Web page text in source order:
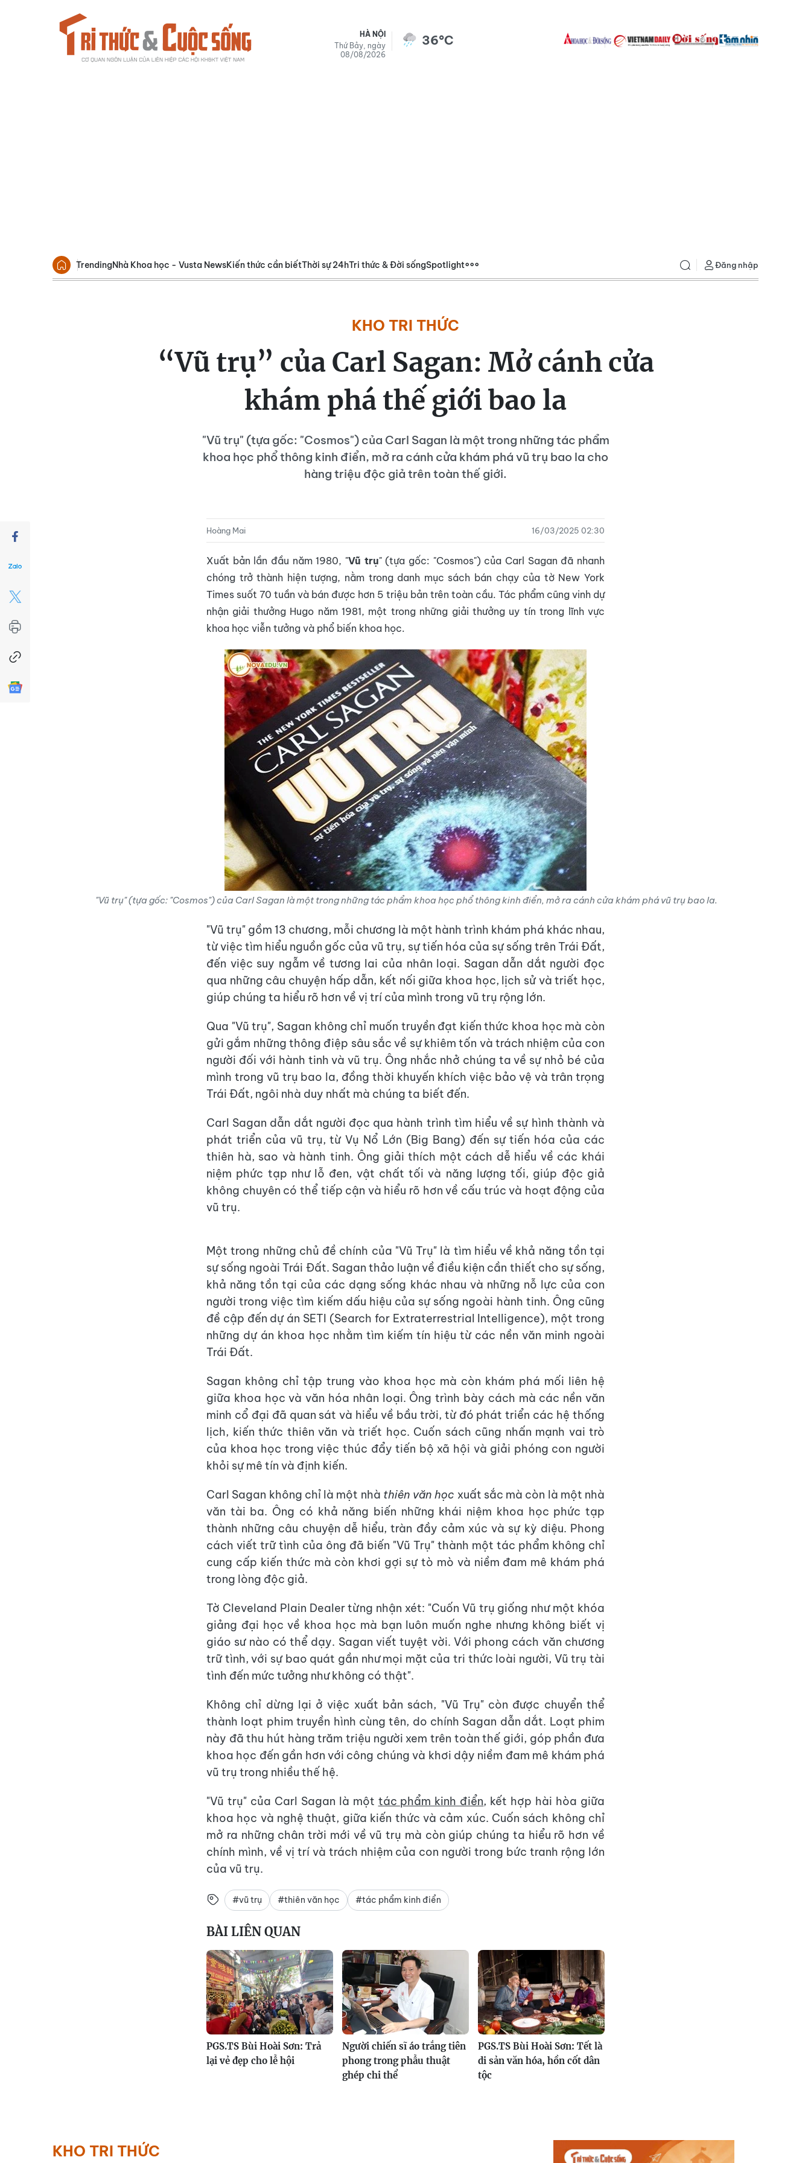
HÀ NỘI
Thứ Bảy, ngày
08/08/2026
36°C
TrendingNhà Khoa học - Vusta NewsKiến thức cần biếtThời sự 24hTri thức & Đời sốngSpotlight Đăng nhập
KHO TRI THỨC
“Vũ trụ” của Carl Sagan: Mở cánh cửa
khám phá thế giới bao la
"Vũ trụ" (tựa gốc: "Cosmos") của Carl Sagan là một trong những tác phẩm
khoa học phổ thông kinh điển, mở ra cánh cửa khám phá vũ trụ bao la cho
hàng triệu độc giả trên toàn thế giới.
Hoàng Mai 16/03/2025 02:30
Xuất bản lần đầu năm 1980, "Vũ trụ" (tựa gốc: "Cosmos") của Carl Sagan đã nhanh
chóng trở thành hiện tượng, nằm trong danh mục sách bán chạy của tờ New York
Times suốt 70 tuần và bán được hơn 5 triệu bản trên toàn cầu. Tác phẩm cũng vinh dự
nhận giải thưởng Hugo năm 1981, một trong những giải thưởng uy tín trong lĩnh vực
khoa học viễn tưởng và phổ biến khoa học.
"Vũ trụ" (tựa gốc: "Cosmos") của Carl Sagan là một trong những tác phẩm khoa học phổ thông kinh điển, mở ra cánh cửa khám phá vũ trụ bao la.
"Vũ trụ" gồm 13 chương, mỗi chương là một hành trình khám phá khác nhau,
từ việc tìm hiểu nguồn gốc của vũ trụ, sự tiến hóa của sự sống trên Trái Đất,
đến việc suy ngẫm về tương lai của nhân loại. Sagan dẫn dắt người đọc
qua những câu chuyện hấp dẫn, kết nối giữa khoa học, lịch sử và triết học,
giúp chúng ta hiểu rõ hơn về vị trí của mình trong vũ trụ rộng lớn.
Qua "Vũ trụ", Sagan không chỉ muốn truyền đạt kiến thức khoa học mà còn
gửi gắm những thông điệp sâu sắc về sự khiêm tốn và trách nhiệm của con
người đối với hành tinh và vũ trụ. Ông nhắc nhở chúng ta về sự nhỏ bé của
mình trong vũ trụ bao la, đồng thời khuyến khích việc bảo vệ và trân trọng
Trái Đất, ngôi nhà duy nhất mà chúng ta biết đến.
Carl Sagan dẫn dắt người đọc qua hành trình tìm hiểu về sự hình thành và
phát triển của vũ trụ, từ Vụ Nổ Lớn (Big Bang) đến sự tiến hóa của các
thiên hà, sao và hành tinh. Ông giải thích một cách dễ hiểu về các khái
niệm phức tạp như lỗ đen, vật chất tối và năng lượng tối, giúp độc giả
không chuyên có thể tiếp cận và hiểu rõ hơn về cấu trúc và hoạt động của
vũ trụ.
Một trong những chủ đề chính của "Vũ Trụ" là tìm hiểu về khả năng tồn tại
sự sống ngoài Trái Đất. Sagan thảo luận về điều kiện cần thiết cho sự sống,
khả năng tồn tại của các dạng sống khác nhau và những nỗ lực của con
người trong việc tìm kiếm dấu hiệu của sự sống ngoài hành tinh. Ông cũng
đề cập đến dự án SETI (Search for Extraterrestrial Intelligence), một trong
những dự án khoa học nhằm tìm kiếm tín hiệu từ các nền văn minh ngoài
Trái Đất.
Sagan không chỉ tập trung vào khoa học mà còn khám phá mối liên hệ
giữa khoa học và văn hóa nhân loại. Ông trình bày cách mà các nền văn
minh cổ đại đã quan sát và hiểu về bầu trời, từ đó phát triển các hệ thống
lịch, kiến thức thiên văn và triết học. Cuốn sách cũng nhấn mạnh vai trò
của khoa học trong việc thúc đẩy tiến bộ xã hội và giải phóng con người
khỏi sự mê tín và định kiến.
Carl Sagan không chỉ là một nhà thiên văn học xuất sắc mà còn là một nhà
văn tài ba. Ông có khả năng biến những khái niệm khoa học phức tạp
thành những câu chuyện dễ hiểu, tràn đầy cảm xúc và sự kỳ diệu. Phong
cách viết trữ tình của ông đã biến "Vũ Trụ" thành một tác phẩm không chỉ
cung cấp kiến thức mà còn khơi gợi sự tò mò và niềm đam mê khám phá
trong lòng độc giả.
Tờ Cleveland Plain Dealer từng nhận xét: "Cuốn Vũ trụ giống như một khóa
giảng đại học về khoa học mà bạn luôn muốn nghe nhưng không biết vị
giáo sư nào có thể dạy. Sagan viết tuyệt vời. Với phong cách văn chương
trữ tình, với sự bao quát gần như mọi mặt của tri thức loài người, Vũ trụ tài
tình đến mức tưởng như không có thật".
Không chỉ dừng lại ở việc xuất bản sách, "Vũ Trụ" còn được chuyển thể
thành loạt phim truyền hình cùng tên, do chính Sagan dẫn dắt. Loạt phim
này đã thu hút hàng trăm triệu người xem trên toàn thế giới, góp phần đưa
khoa học đến gần hơn với công chúng và khơi dậy niềm đam mê khám phá
vũ trụ trong nhiều thế hệ.
"Vũ trụ" của Carl Sagan là một tác phẩm kinh điển, kết hợp hài hòa giữa
khoa học và nghệ thuật, giữa kiến thức và cảm xúc. Cuốn sách không chỉ
mở ra những chân trời mới về vũ trụ mà còn giúp chúng ta hiểu rõ hơn về
chính mình, về vị trí và trách nhiệm của con người trong bức tranh rộng lớn
của vũ trụ.
#vũ trụ #thiên văn học #tác phẩm kinh điển
BÀI LIÊN QUAN
PGS.TS Bùi Hoài Sơn: Trả
lại vẻ đẹp cho lễ hội
Người chiến sĩ áo trắng tiên
phong trong phẫu thuật
ghép chi thể
PGS.TS Bùi Hoài Sơn: Tết là
di sản văn hóa, hồn cốt dân
tộc
KHO TRI THỨC